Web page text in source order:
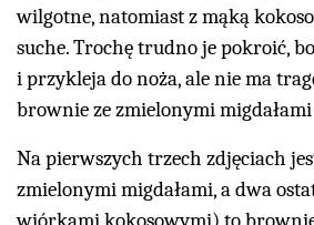
wilgotne, natomiast z mąką
suche. Trochę trudno je pokroić,
i przykleja do noża, ale nie ma
brownie ze zmielonymi
Na pierwszych trzech zdjęciach
zmielonymi migdałami, a dwa